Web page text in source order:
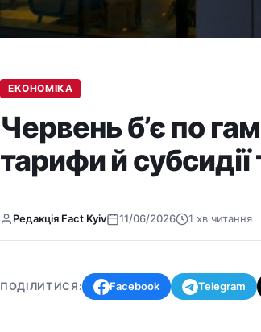
ЕКОНОМІКА
Червень б’є по
тарифи й
Редакція Fact Kyiv 11/06/2026 1 хв читання
ПОДІЛИТИСЯ: Facebook Telegram